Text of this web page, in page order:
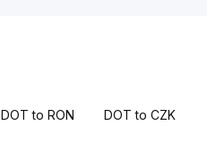
DOT to RON DOT to CZK